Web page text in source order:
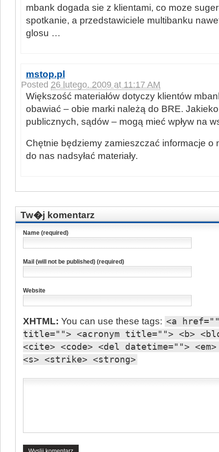
mbank dogada sie z klientami, co moze
spotkanie, a przedstawiciele multibanku
glosu …
mstop.pl
Posted 26 lutego, 2009 at 11:17 AM
Większość materiałów dotyczy klientów
obawiać – obie marki należą do BRE.
publicznych, sądów – mogą mieć wpływ na
Chętnie będziemy zamieszczać informacje o
do nas nadsyłać materiały.
Tw�j komentarz
Name (required)
Mail (will not be published) (required)
Website
XHTML: You can use these tags: <a
title=""> <acronym title=""> <b>
<cite> <code> <del datetime="">
<s> <strike> <strong>